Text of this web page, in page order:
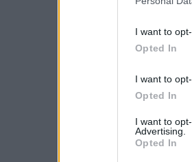
I want to
Opted In
I want to
Opted In
I want to
Advertising.
Opted In